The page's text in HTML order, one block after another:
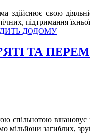
здійснює свою
підтримання
ДОДОМУ
ТА
спільнотою вшановує
мільйони загиблих,